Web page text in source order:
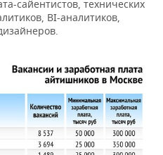
сайентистов, технических
BI-аналитиков,